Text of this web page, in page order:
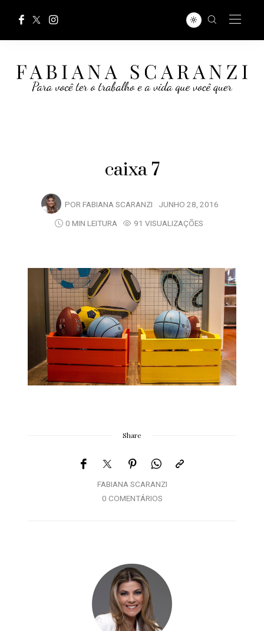
caixa 7
POR FABIANA SCARANZI JUNHO 28, 2016
0 MIN LEITURA
91 VISUALIZAÇÕES
Share
FABIANA SCARANZI
0 COMENTÁRIOS